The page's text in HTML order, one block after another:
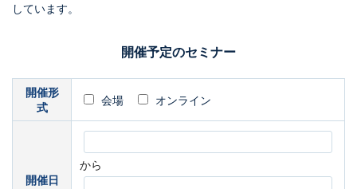
しています。
開催予定のセミナー
開催形
式
会場 オンライン
開催日
から